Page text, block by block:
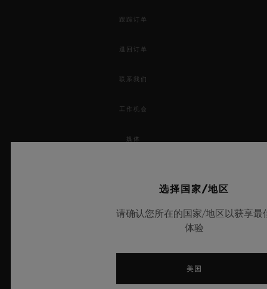
跟踪订单
退回订单
联系我们
工作机会
媒体
选择国家/地区
请确认您所在的国家/地区以获享最
体验
美国